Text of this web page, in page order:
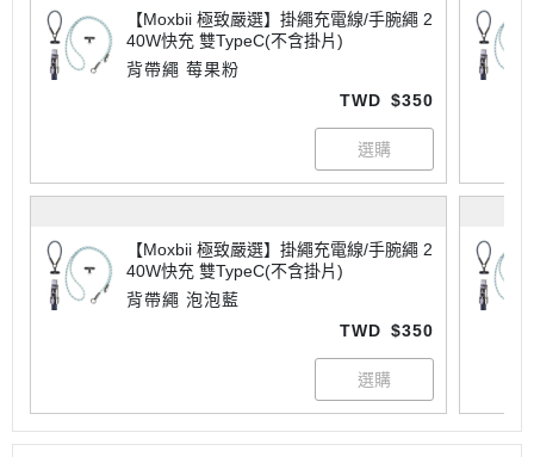
【Moxbii 極致嚴選】掛繩充電線/手腕繩 2
40W快充 雙TypeC(不含掛片)
背帶繩 莓果粉
TWD $350
【Moxbii 極致嚴選】掛繩充電線/手腕繩 2
40W快充 雙TypeC(不含掛片)
背帶繩 泡泡藍
TWD $350